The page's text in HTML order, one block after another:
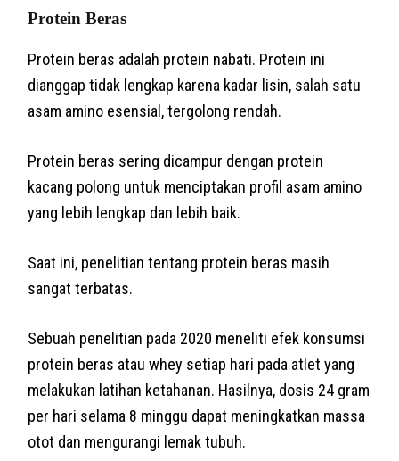
Protein Beras
Protein beras adalah protein nabati. Protein ini
dianggap tidak lengkap karena kadar lisin, salah satu
asam amino esensial, tergolong rendah.
Protein beras sering dicampur dengan protein
kacang polong untuk menciptakan profil asam amino
yang lebih lengkap dan lebih baik.
Saat ini, penelitian tentang protein beras masih
sangat terbatas.
Sebuah penelitian pada 2020 meneliti efek konsumsi
protein beras atau whey setiap hari pada atlet yang
melakukan latihan ketahanan. Hasilnya, dosis 24 gram
per hari selama 8 minggu dapat meningkatkan massa
otot dan mengurangi lemak tubuh.